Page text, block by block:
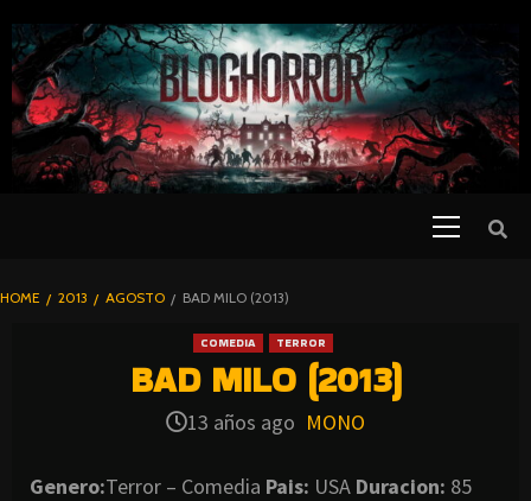
TO
CONTENT
BLOGHORROR
HOME 2013 AGOSTO BAD MILO (2013)
COMEDIA TERROR
BAD MILO (2013)
13 años ago MONO
Genero:Terror – Comedia Pais: USA Duracion: 85